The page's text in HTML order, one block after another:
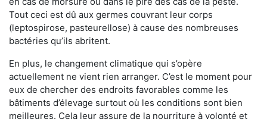
Tout ceci est dû aux germes couvrant leur corps
(leptospirose, pasteurellose) à cause des nombreuses
bactéries qu’ils abritent.
En plus, le changement climatique qui s’opère
actuellement ne vient rien arranger. C’est le moment pour
eux de chercher des endroits favorables comme les
bâtiments d’élevage surtout où les conditions sont bien
meilleures. Cela leur assure de la nourriture à volonté et